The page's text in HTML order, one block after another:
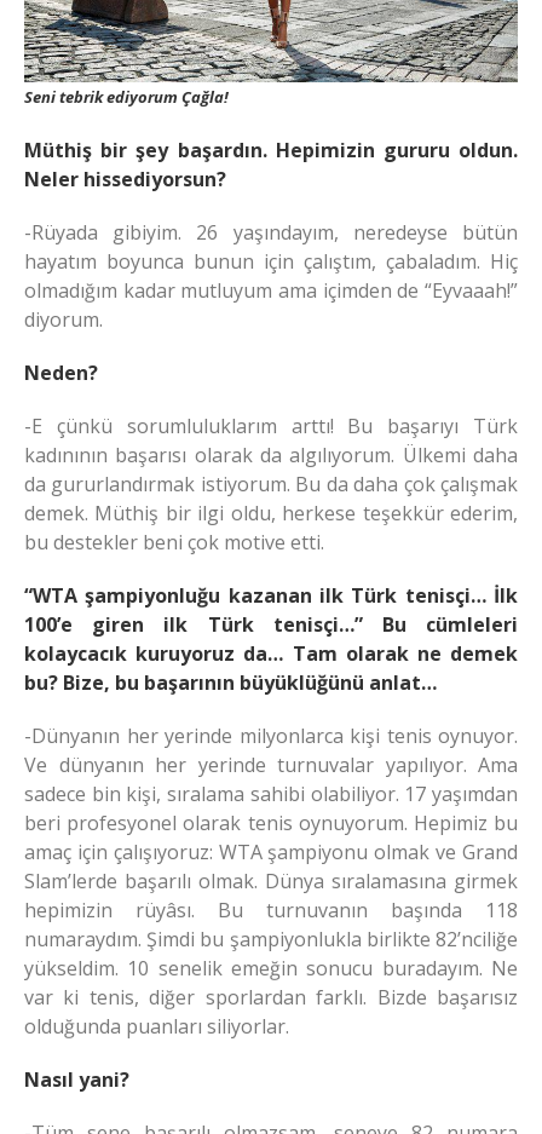
Seni tebrik ediyorum Çağla!
Müthiş bir şey başardın. Hepimizin gururu oldun.
Neler hissediyorsun?
-Rüyada gibiyim. 26 yaşındayım, neredeyse bütün
hayatım boyunca bunun için çalıştım, çabaladım. Hiç
olmadığım kadar mutluyum ama içimden de “Eyvaaah!”
diyorum.
Neden?
-E çünkü sorumluluklarım arttı! Bu başarıyı Türk
kadınının başarısı olarak da algılıyorum. Ülkemi daha
da gururlandırmak istiyorum. Bu da daha çok çalışmak
demek. Müthiş bir ilgi oldu, herkese teşekkür ederim,
bu destekler beni çok motive etti.
“WTA şampiyonluğu kazanan ilk Türk tenisçi… İlk
100’e giren ilk Türk tenisçi…” Bu cümleleri
kolaycacık kuruyoruz da… Tam olarak ne demek
bu? Bize, bu başarının büyüklüğünü anlat…
-Dünyanın her yerinde milyonlarca kişi tenis oynuyor.
Ve dünyanın her yerinde turnuvalar yapılıyor. Ama
sadece bin kişi, sıralama sahibi olabiliyor. 17 yaşımdan
beri profesyonel olarak tenis oynuyorum. Hepimiz bu
amaç için çalışıyoruz: WTA şampiyonu olmak ve Grand
Slam’lerde başarılı olmak. Dünya sıralamasına girmek
hepimizin rüyâsı. Bu turnuvanın başında 118
numaraydım. Şimdi bu şampiyonlukla birlikte 82’nciliğe
yükseldim. 10 senelik emeğin sonucu buradayım. Ne
var ki tenis, diğer sporlardan farklı. Bizde başarısız
olduğunda puanları siliyorlar.
Nasıl yani?